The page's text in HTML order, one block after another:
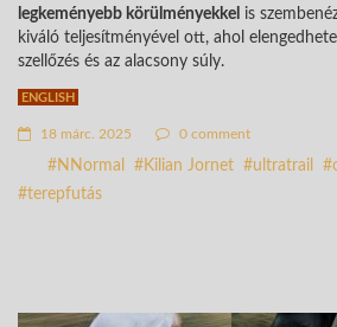
legkeményebb körülményekkel is
kiváló teljesítményével ott, ahol
szellőzés és az alacsony súly.
ENGLISH
18 márc. 2025 0 comment
NNormal Kilian Jornet ultratrail
terepfutás